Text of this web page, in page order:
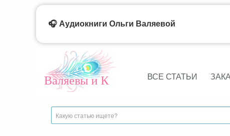
Валяевы и К ВСЕ СТАТЬИ
🎧 Аудиокниги Ольги Валяевой